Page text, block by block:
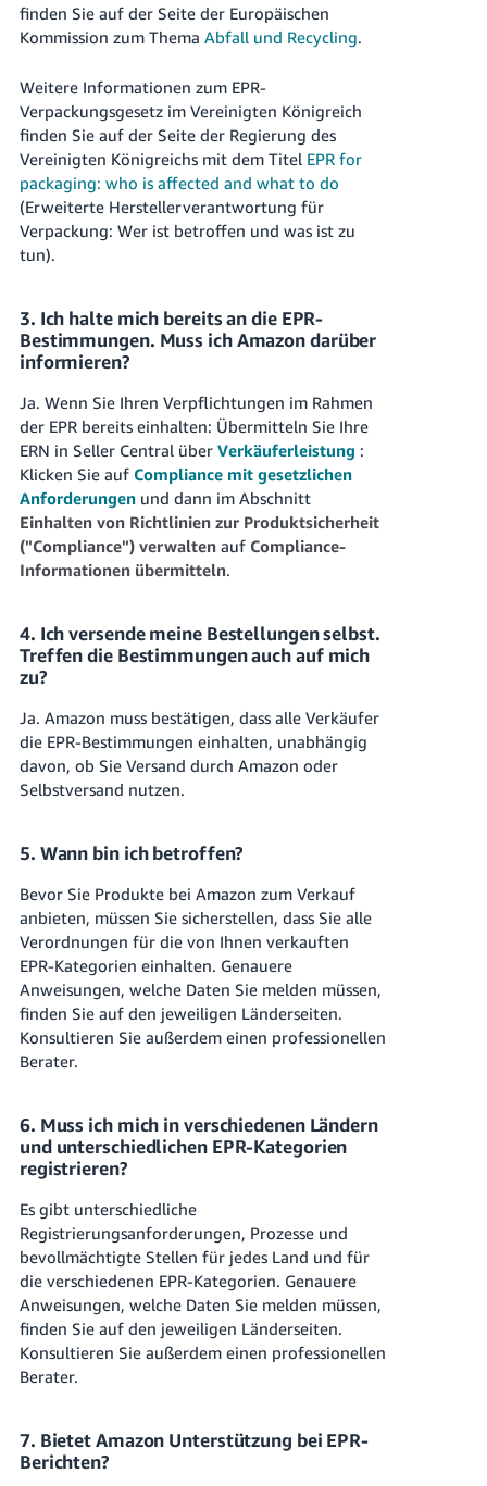
finden Sie auf der Seite der Europäischen
Kommission zum Thema Abfall und Recycling.
Weitere Informationen zum EPR-
Verpackungsgesetz im Vereinigten Königreich
finden Sie auf der Seite der Regierung des
Vereinigten Königreichs mit dem Titel EPR for
packaging: who is affected and what to do
(Erweiterte Herstellerverantwortung für
Verpackung: Wer ist betroffen und was ist zu
tun).
3. Ich halte mich bereits an die EPR-
Bestimmungen. Muss ich Amazon darüber
informieren?
Ja. Wenn Sie Ihren Verpflichtungen im Rahmen
der EPR bereits einhalten: Übermitteln Sie Ihre
ERN in Seller Central über Verkäuferleistung :
Klicken Sie auf Compliance mit gesetzlichen
Anforderungen und dann im Abschnitt
Einhalten von Richtlinien zur Produktsicherheit
("Compliance") verwaltenauf Compliance-
Informationen übermitteln.
4. Ich versende meine Bestellungen selbst.
Treffen die Bestimmungen auch auf mich
zu?
Ja. Amazon muss bestätigen, dass alle Verkäufer
die EPR-Bestimmungen einhalten, unabhängig
davon, ob Sie Versand durch Amazon oder
Selbstversand nutzen.
5. Wann bin ich betroffen?
Bevor Sie Produkte bei Amazon zum Verkauf
anbieten, müssen Sie sicherstellen, dass Sie alle
Verordnungen für die von Ihnen verkauften
EPR-Kategorien einhalten. Genauere
Anweisungen, welche Daten Sie melden müssen,
finden Sie auf den jeweiligen Länderseiten.
Konsultieren Sie außerdem einen professionellen
Berater.
6. Muss ich mich in verschiedenen Ländern
und unterschiedlichen EPR-Kategorien
registrieren?
Es gibt unterschiedliche
Registrierungsanforderungen, Prozesse und
bevollmächtigte Stellen für jedes Land und für
die verschiedenen EPR-Kategorien. Genauere
Anweisungen, welche Daten Sie melden müssen,
finden Sie auf den jeweiligen Länderseiten.
Konsultieren Sie außerdem einen professionellen
Berater.
7. Bietet Amazon Unterstützung bei EPR-
Berichten?